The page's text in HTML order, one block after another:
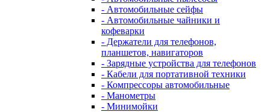
- Автомобильные сейфы
- Автомобильные чайники и
кофеварки
- Держатели для телефонов,
планшетов, навигаторов
- Зарядные устройства для телефонов
- Кабели для портативной техники
- Компрессоры автомобильные
- Манометры
- Минимойки